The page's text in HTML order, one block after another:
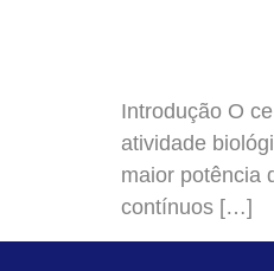
Introdução O
atividade
maior potência
contínuos […]